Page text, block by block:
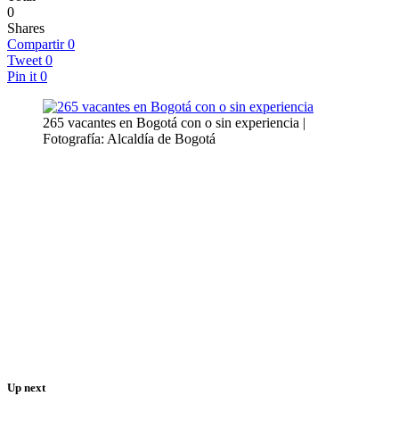
0
Shares
Compartir 0
Tweet 0
Pin it 0
265 vacantes en Bogotá con o sin experiencia |
Fotografía: Alcaldía de Bogotá
Up next